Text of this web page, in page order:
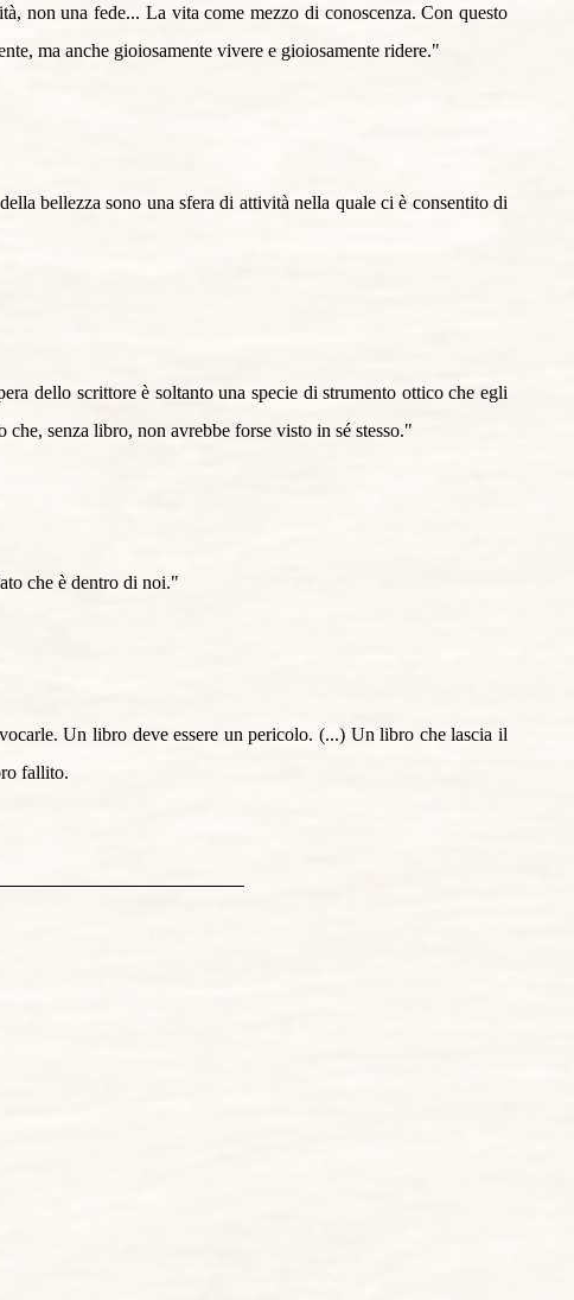
non una fede... La vita come mezzo di conoscenza. Con questo
ma anche gioiosamente vivere e gioiosamente ridere."
bellezza sono una sfera di attività nella quale ci è consentito di
dello scrittore è soltanto una specie di strumento ottico che egli
senza libro, non avrebbe forse visto in sé stesso."
che è dentro di noi."
Un libro deve essere un pericolo. (...) Un libro che lascia il
fallito.